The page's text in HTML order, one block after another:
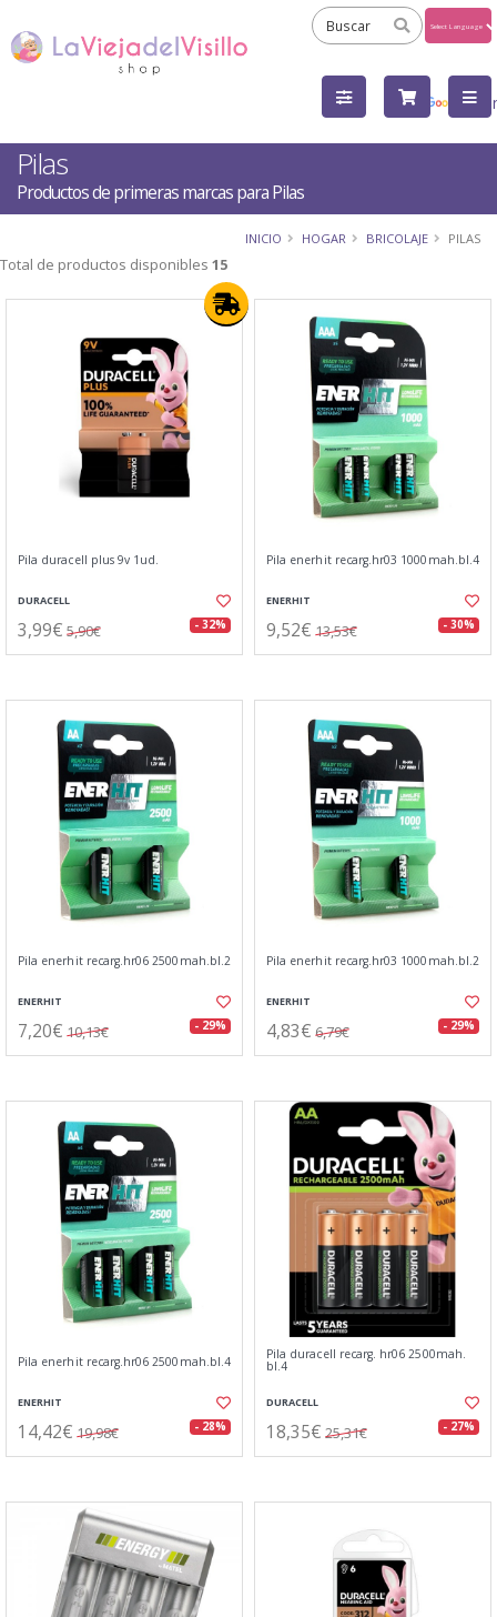
by
Pilas
Productos de primeras marcas para Pilas
INICIO HOGAR BRICOLAJE PILAS
Total de productos disponibles 15
Pila duracell plus 9v 1ud.
DURACELL
3,99€ 5,90€ - 32%
Pila enerhit recarg.hr03 1000mah.bl.4
ENERHIT
9,52€ 13,53€ - 30%
Pila enerhit recarg.hr06 2500mah.bl.2
ENERHIT
7,20€ 10,13€ - 29%
Pila enerhit recarg.hr03 1000mah.bl.2
ENERHIT
4,83€ 6,79€ - 29%
Pila enerhit recarg.hr06 2500mah.bl.4
ENERHIT
14,42€ 19,98€ - 28%
Pila duracell recarg. hr06 2500mah.
bl.4
DURACELL
18,35€ 25,31€ - 27%